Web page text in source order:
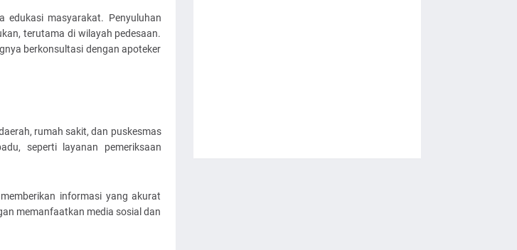
edukasi masyarakat. Penyuluhan
terutama di wilayah pedesaan.
berkonsultasi dengan apoteker
rumah sakit, dan puskesmas
seperti layanan pemeriksaan
informasi yang akurat
memanfaatkan media sosial dan